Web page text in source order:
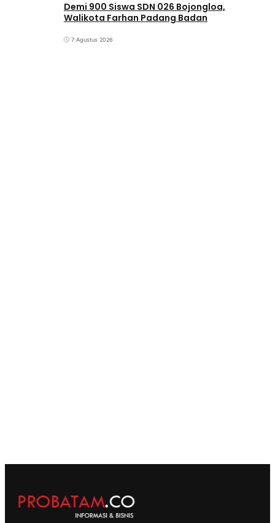
Demi 900 Siswa SDN 026 Bojongloa,
Walikota Farhan Padang Badan
7 Agustus 2026